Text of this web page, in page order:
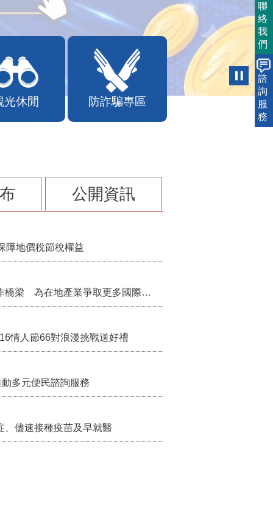
光休閒 防詐騙專區
公開資訊
障地價稅節稅權益
把握國際交流契機 苗栗縣政府搭建海外合作橋梁 為在地產業爭取更多國際市場機會
情人節66對浪漫挑戰送好禮
多元便民諮詢服務
、儘速接種疫苗及早就醫
聯
絡
我
們
諮
詢
服
務